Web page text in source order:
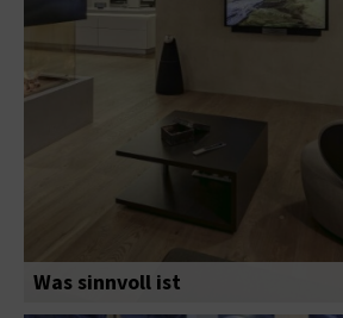
Was sinnvoll ist